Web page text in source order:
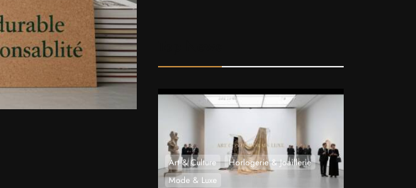
Art & Culture
Horlogerie & Joaillerie
Mode & Luxe